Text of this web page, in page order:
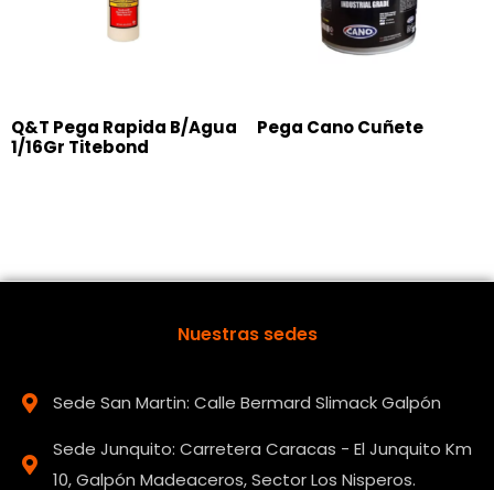
Q&T Pega Rapida B/Agua
1/16Gr Titebond
Pega Cano Cuñete
Nuestras sedes
Sede San Martin: Calle Bermard Slimack Galpón
Sede Junquito: Carretera Caracas - El Junquito Km
10, Galpón Madeaceros, Sector Los Nisperos.